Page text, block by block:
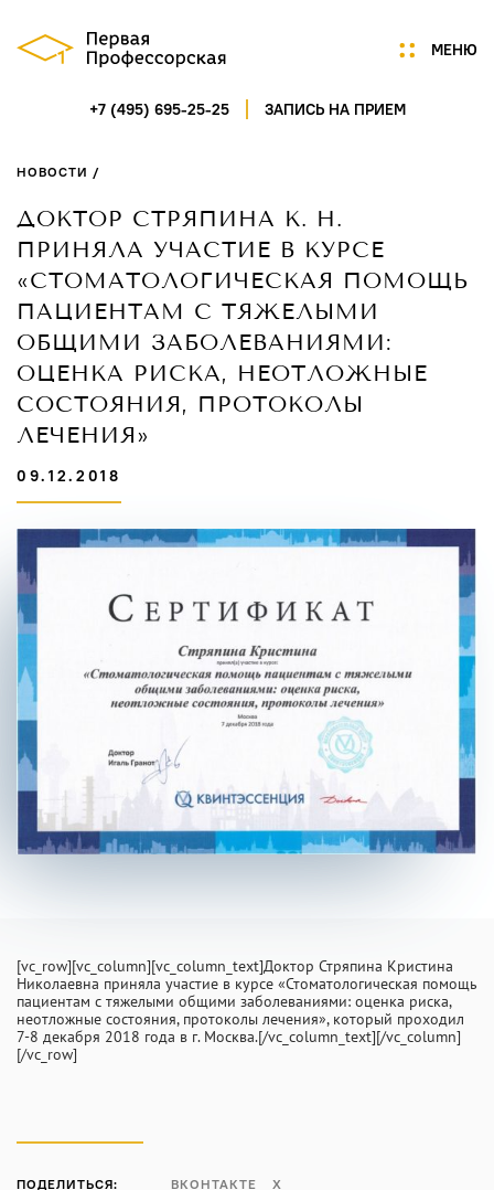
МЕНЮ
+7 (495) 695-25-25 ЗАПИСЬ НА ПРИЕМ
Услуги
Портфолио
Специалисты
Нам доверяют
Технологии
Отзывы
Новости
Контакты
ГАГАРИНСКИЙ ПЕРЕУЛОК,
НОВОСТИ /
ДОКТОР СТРЯПИНА К. Н.
ПРИНЯЛА УЧАСТИЕ В КУРСЕ
«СТОМАТОЛОГИЧЕСКАЯ ПОМОЩЬ
ПАЦИЕНТАМ С ТЯЖЕЛЫМИ
ОБЩИМИ ЗАБОЛЕВАНИЯМИ:
ОЦЕНКА РИСКА, НЕОТЛОЖНЫЕ
СОСТОЯНИЯ, ПРОТОКОЛЫ
ЛЕЧЕНИЯ»
09.12.2018
[vc_row][vc_column][vc_column_text]Доктор Стряпина Кристина
Николаевна приняла участие в курсе «Стоматологическая помощь
пациентам с тяжелыми общими заболеваниями: оценка риска,
неотложные состояния, протоколы лечения», который проходил
7-8 декабря 2018 года в г. Москва.[/vc_column_text][/vc_column]
[/vc_row]
ПОДЕЛИТЬСЯ: ВКОНТАКТЕ X